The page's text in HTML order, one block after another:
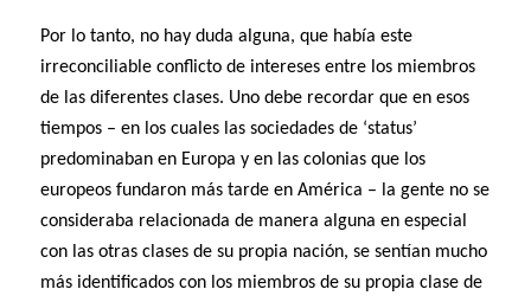
Por lo tanto, no hay duda alguna, que había este
irreconciliable conflicto de intereses entre los miembros
de las diferentes clases. Uno debe recordar que en esos
tiempos – en los cuales las sociedades de ‘status’
predominaban en Europa y en las colonias que los
europeos fundaron más tarde en América – la gente no se
consideraba relacionada de manera alguna en especial
con las otras clases de su propia nación, se sentían mucho
más identificados con los miembros de su propia clase de